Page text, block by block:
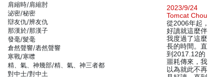
肩縮時/肩縮肘
泌密/秘密
辯友仇/辨友仇
那漢於/那漢子
發毫/髮毫
倉然聲響/砉然聲響
寒戰/寒噤
精、氣、神幾部/精、氣、神三者都
對中士/對中土
2023/9/24
Tomcat Chou
從2006年起，
好讀就這麼伴
我度過了這麼
長的時間。直
到2017.12的
噩耗傳來，我
以為就此不再